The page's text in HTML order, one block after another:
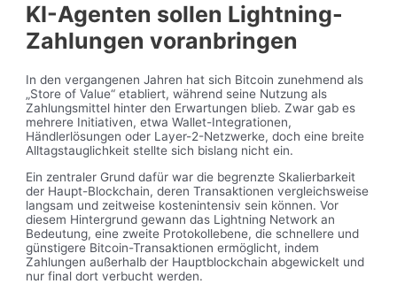
KI-Agenten sollen Lightning-
Zahlungen voranbringen
In den vergangenen Jahren hat sich Bitcoin zunehmend als
„Store of Value“ etabliert, während seine Nutzung als
Zahlungsmittel hinter den Erwartungen blieb. Zwar gab es
mehrere Initiativen, etwa Wallet-Integrationen,
Händlerlösungen oder Layer-2-Netzwerke, doch eine breite
Alltagstauglichkeit stellte sich bislang nicht ein.
Ein zentraler Grund dafür war die begrenzte Skalierbarkeit
der Haupt-Blockchain, deren Transaktionen vergleichsweise
langsam und zeitweise kostenintensiv sein können. Vor
diesem Hintergrund gewann das Lightning Network an
Bedeutung, eine zweite Protokollebene, die schnellere und
günstigere Bitcoin-Transaktionen ermöglicht, indem
Zahlungen außerhalb der Hauptblockchain abgewickelt und
nur final dort verbucht werden.